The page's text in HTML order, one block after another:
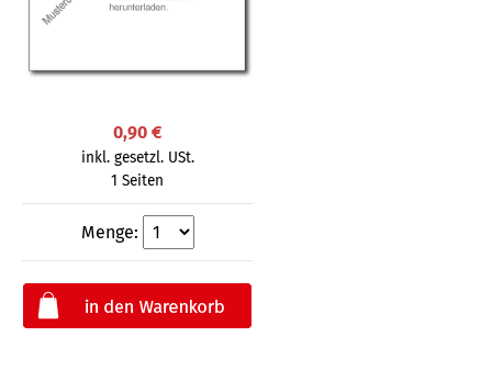
0,90 €
inkl. gesetzl. USt.
1 Seiten
Menge: